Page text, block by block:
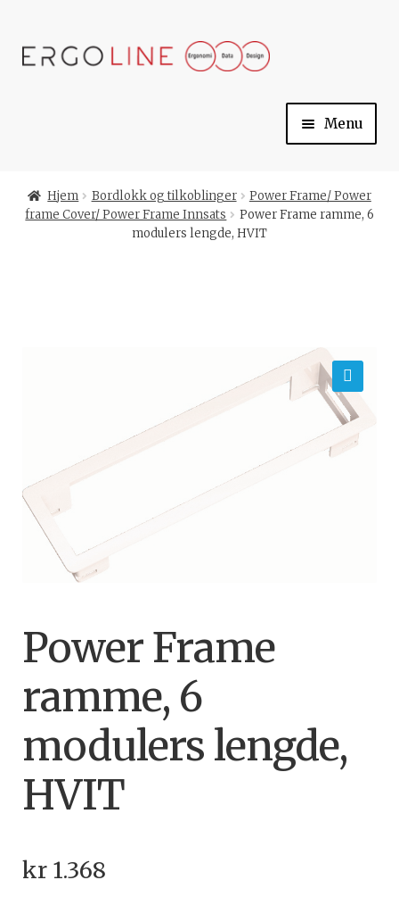
Skip
Skip
Menu
Til kassen
Hjem Bordlokk og tilkoblinger
Power Frame/ Power
frame Cover/ Power Frame Innsats
Power Frame ramme, 6
modulers lengde, HVIT
🔍
Power Frame
ramme, 6
modulers lengde,
HVIT
kr1.368